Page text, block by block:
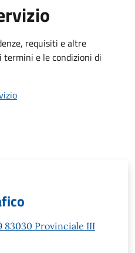
requisiti e altre
e le condizioni di
83030 Provinciale III